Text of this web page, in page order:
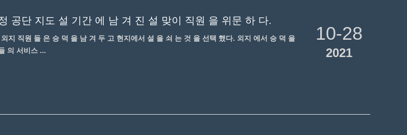
공단 지도 설 기간 에 남 겨 진 설 맞이 직원 을 위문 하 다.
지 직원 들 은 승 덕 을 남 겨 두 고 현지에서 설 을 쇠 는 것 을 선택 했다. 외지 에서 승 덕 을
의 서비스 ...
10-28
2021